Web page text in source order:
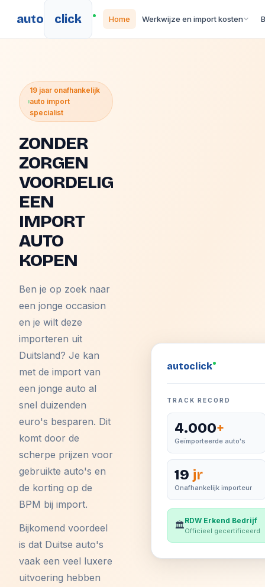
auto click Home Werkwijze en import kosten
19 jaar onafhankelijk
auto import
specialist
ZONDER
ZORGEN
VOORDELIG
EEN
IMPORT
AUTO
KOPEN
Ben je op zoek naar
een jonge occasion
en je wilt deze
importeren uit
Duitsland? Je kan
met de import van
een jonge auto al
snel duizenden
euro's besparen. Dit
komt door de
scherpe prijzen voor
gebruikte auto's en
de korting op de
BPM bij import.
Bijkomend voordeel
is dat Duitse auto's
vaak een veel luxere
uitvoering hebben
autoclick
TRACK RECORD
4.000+
Geïmporteerde auto's
19 jr
Onafhankelijk importeur
🏛️RDW Erkend Bedrijf
Officieel gecertificeerd